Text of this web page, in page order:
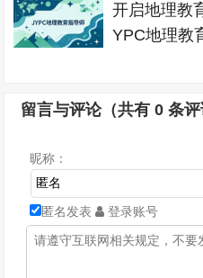
开启地理教
YPC地理教
留言与评论（共有0 条评
昵称：
匿名发表 登录账号